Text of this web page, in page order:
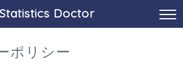
Statistics Doctor
ポリシー